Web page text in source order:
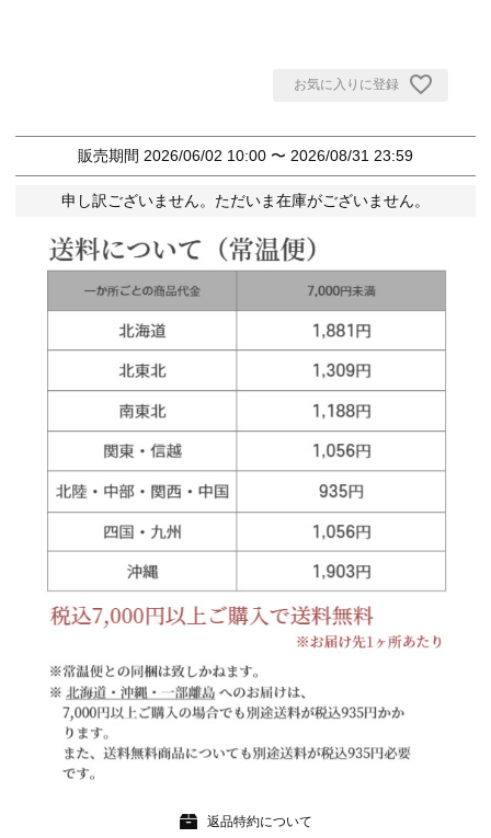
お気に入りに登録
販売期間 2026/06/02 10:00 〜 2026/08/31 23:59
申し訳ございません。ただいま在庫がございません。
返品特約について